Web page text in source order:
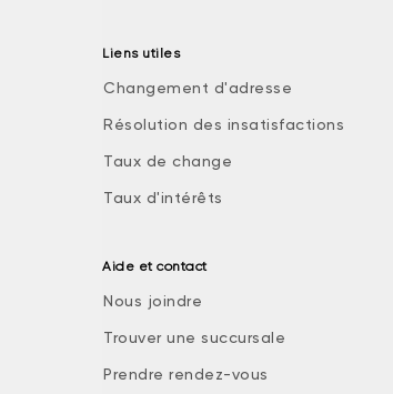
Liens utiles
Changement d'adresse
Résolution des insatisfactions
Taux de change
Taux d'intérêts
Aide et contact
Nous joindre
Trouver une succursale
Prendre rendez-vous